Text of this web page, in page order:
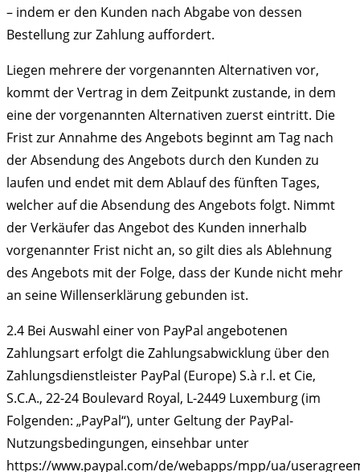
– indem er den Kunden nach Abgabe von dessen
Bestellung zur Zahlung auffordert.
Liegen mehrere der vorgenannten Alternativen vor,
kommt der Vertrag in dem Zeitpunkt zustande, in dem
eine der vorgenannten Alternativen zuerst eintritt. Die
Frist zur Annahme des Angebots beginnt am Tag nach
der Absendung des Angebots durch den Kunden zu
laufen und endet mit dem Ablauf des fünften Tages,
welcher auf die Absendung des Angebots folgt. Nimmt
der Verkäufer das Angebot des Kunden innerhalb
vorgenannter Frist nicht an, so gilt dies als Ablehnung
des Angebots mit der Folge, dass der Kunde nicht mehr
an seine Willenserklärung gebunden ist.
2.4 Bei Auswahl einer von PayPal angebotenen
Zahlungsart erfolgt die Zahlungsabwicklung über den
Zahlungsdienstleister PayPal (Europe) S.à r.l. et Cie,
S.C.A., 22-24 Boulevard Royal, L-2449 Luxemburg (im
Folgenden: „PayPal“), unter Geltung der PayPal-
Nutzungsbedingungen, einsehbar unter
https://www.paypal.com/de/webapps/mpp/ua/